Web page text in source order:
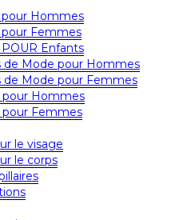
Hommes
Femmes
Enfants
de Mode pour Hommes
de Mode pour Femmes
pour Hommes
pour Femmes
le visage
le corps